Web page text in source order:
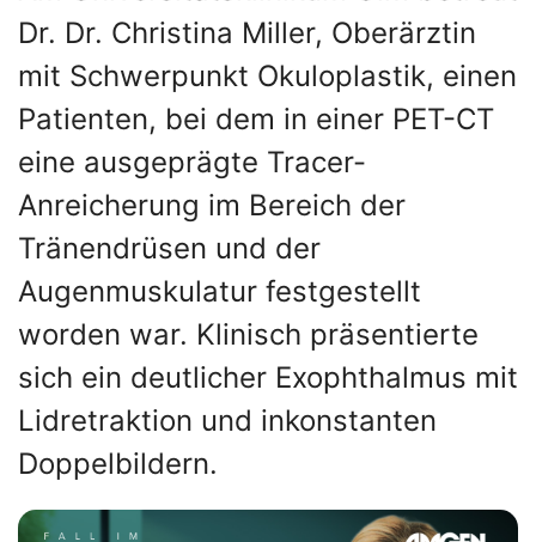
Dr. Dr. Christina Miller, Oberärztin
mit Schwerpunkt Okuloplastik, einen
Patienten, bei dem in einer PET-CT
eine ausgeprägte Tracer-
Anreicherung im Bereich der
Tränendrüsen und der
Augenmuskulatur festgestellt
worden war. Klinisch präsentierte
sich ein deutlicher Exophthalmus mit
Lidretraktion und inkonstanten
Doppelbildern.